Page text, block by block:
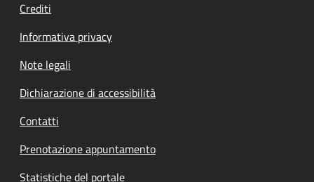
Crediti
Informativa privacy
Note legali
Dichiarazione di accessibilità
Contatti
Prenotazione appuntamento
Statistiche del portale